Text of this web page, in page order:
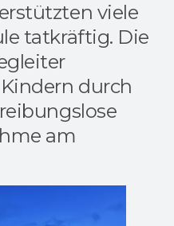
viele
tatkräftig. Die
durch
am